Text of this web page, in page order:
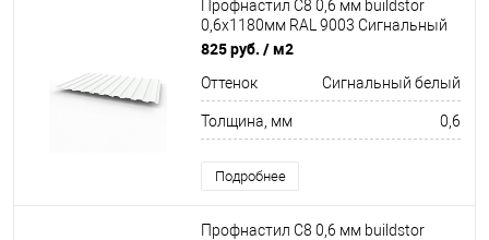
Профнастил С8 0,6 мм buildstor
0,6х1180мм RAL 9003 Сигнальный
белый
825 руб. / м2
Оттенок Сигнальный белый
Толщина, мм 0,6
Подробнее
Профнастил С8 0,6 мм buildstor